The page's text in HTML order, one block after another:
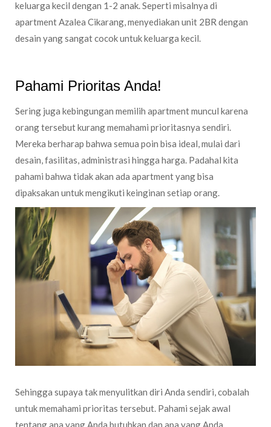
keluarga kecil dengan 1-2 anak. Seperti misalnya di
apartment Azalea Cikarang, menyediakan unit 2BR dengan
desain yang sangat cocok untuk keluarga kecil.
Pahami Prioritas Anda!
Sering juga kebingungan memilih apartment muncul karena
orang tersebut kurang memahami prioritasnya sendiri.
Mereka berharap bahwa semua poin bisa ideal, mulai dari
desain, fasilitas, administrasi hingga harga. Padahal kita
pahami bahwa tidak akan ada apartment yang bisa
dipaksakan untuk mengikuti keinginan setiap orang.
Sehingga supaya tak menyulitkan diri Anda sendiri, cobalah
untuk memahami prioritas tersebut. Pahami sejak awal
tentang apa yang Anda butuhkan dan apa yang Anda